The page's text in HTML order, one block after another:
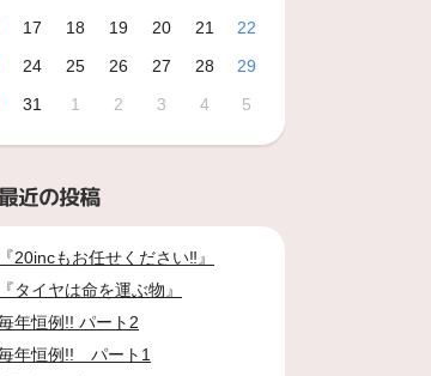
17 18 19 20 21
22
24 25 26 27 28
29
31 1 2 3 4 5
近の投稿
『20incもお任せください‼』
『タイヤは命を運ぶ物』
年恒例!! パート2
年恒例!! パート1